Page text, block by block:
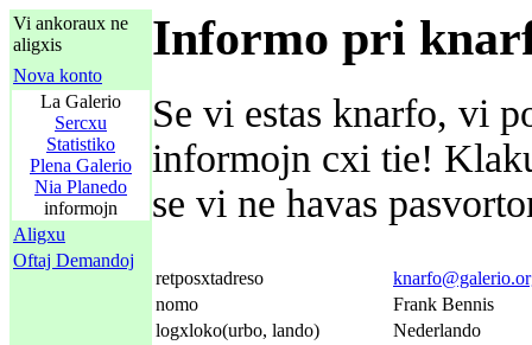
Vi ankoraux ne
aligxis
Nova konto
La Galerio
Sercxu
Statistiko
Plena Galerio
Nia Planedo
informojn
Aligxu
Oftaj Demandoj
Informo pri
Se vi estas knarfo, vi
informojn cxi tie!
se vi ne havas
retposxtadreso
nomo
Frank Bennis
logxloko(urbo, lando)
Nederlando